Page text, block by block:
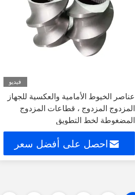
فيديو
عناصر الخيوط الأمامية والعكسية للجهاز
المزدوج المزدوج ، قطاعات المزدوج
المضغوطة لخط التطويق
احصل على أفضل سعر